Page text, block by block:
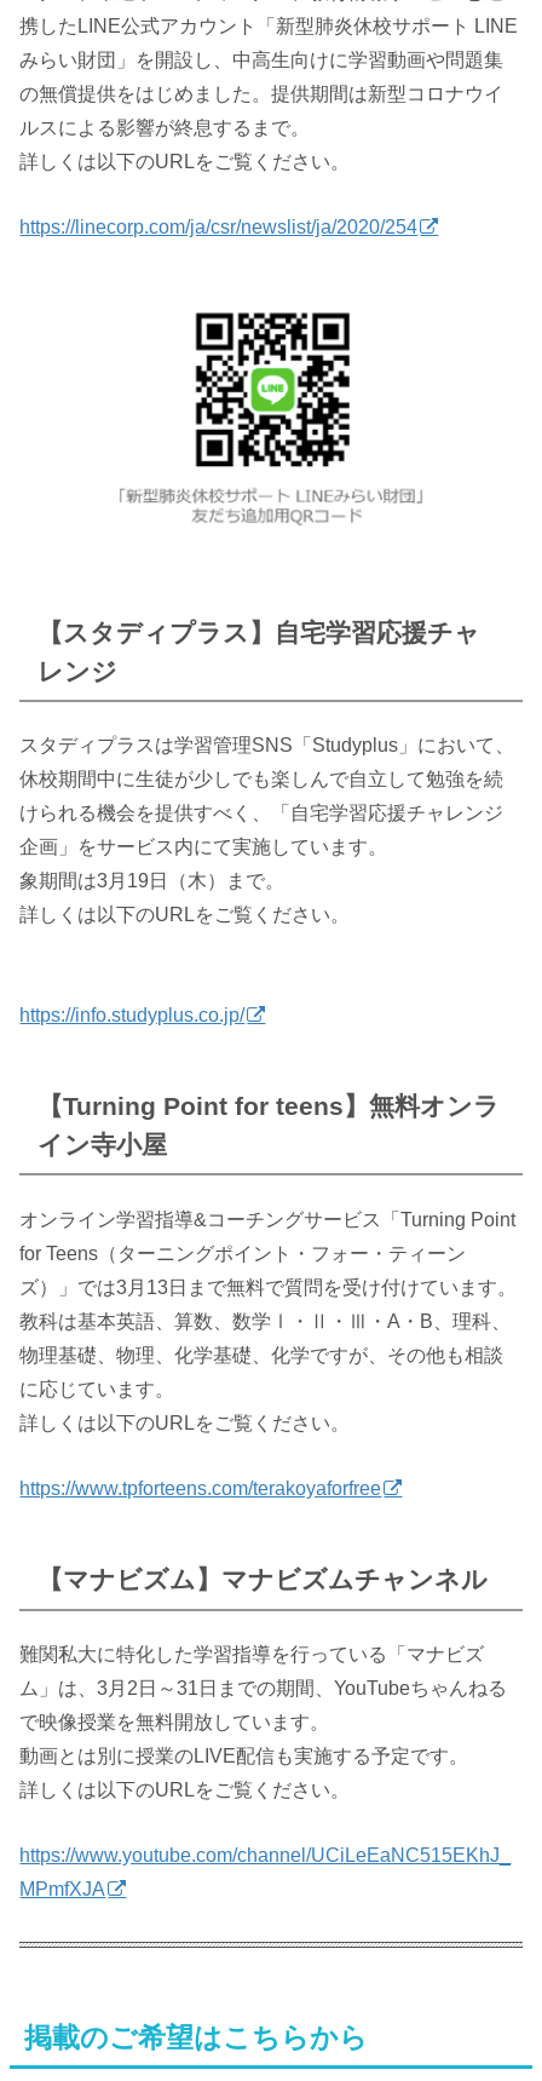
携したLINE公式アカウント「新型肺炎休校サポート LINE
みらい財団」を開設し、中高生向けに学習動画や問題集
の無償提供をはじめました。提供期間は新型コロナウイ
ルスによる影響が終息するまで。
詳しくは以下のURLをご覧ください。
https://linecorp.com/ja/csr/newslist/ja/2020/254
【スタディプラス】自宅学習応援チャ
レンジ
スタディプラスは学習管理SNS「Studyplus」において、
休校期間中に生徒が少しでも楽しんで自立して勉強を続
けられる機会を提供すべく、「自宅学習応援チャレンジ
企画」をサービス内にて実施しています。
象期間は3月19日（木）まで。
詳しくは以下のURLをご覧ください。
https://info.studyplus.co.jp/
【Turning Point for teens】無料オンラ
イン寺小屋
オンライン学習指導&コーチングサービス「Turning Point
for Teens（ターニングポイント・フォー・ティーン
ズ）」では3月13日まで無料で質問を受け付けています。
教科は基本英語、算数、数学Ⅰ・Ⅱ・Ⅲ・A・B、理科、
物理基礎、物理、化学基礎、化学ですが、その他も相談
に応じています。
詳しくは以下のURLをご覧ください。
https://www.tpforteens.com/terakoyaforfree
【マナビズム】マナビズムチャンネル
難関私大に特化した学習指導を行っている「マナビズ
ム」は、3月2日～31日までの期間、YouTubeちゃんねる
で映像授業を無料開放しています。
動画とは別に授業のLIVE配信も実施する予定です。
詳しくは以下のURLをご覧ください。
https://www.youtube.com/channel/UCiLeEaNC515EKhJ_
MPmfXJA
掲載のご希望はこちらから